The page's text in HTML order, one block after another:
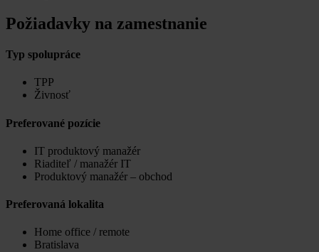
Požiadavky na zamestnanie
Typ spolupráce
TPP
Živnosť
Preferované pozície
IT produktový manažér
Riaditeľ / manažér IT
Produktový manažér – obchod
Preferovaná lokalita
Home office / remote
Bratislava